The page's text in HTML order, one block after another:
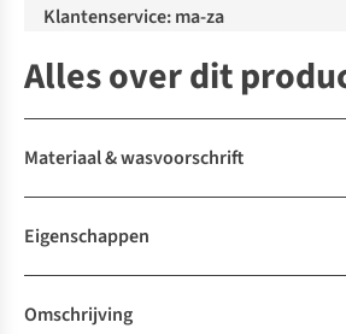
Klantenservice: ma-za
Alles over dit
Materiaal & wasvoorschrift
Eigenschappen
Omschrijving